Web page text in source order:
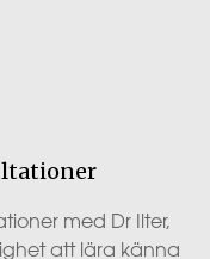
med Dr Ilter,
att lära känna